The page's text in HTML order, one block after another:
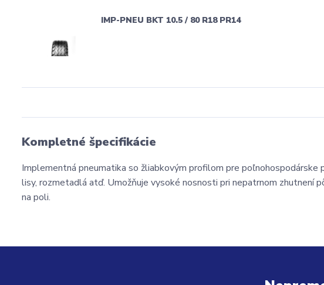
IMP-PNEU BKT 10.5 / 80 R18 PR14
Kompletné špecifikácie
Implementná pneumatika so žliabkovým profilom pre poľnohospodárske
lisy, rozmetadlá atď. Umožňuje vysoké nosnosti pri nepatrnom zhutnení
na poli.